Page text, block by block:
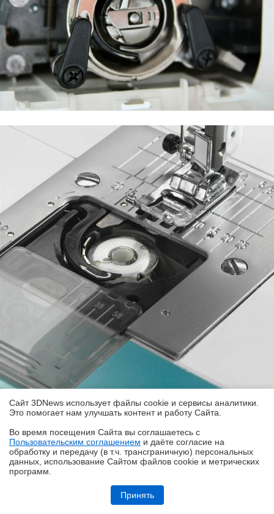
Обзор системы жидкостного охлаждения MSI MEG CoreLiquid E15
360: экран-водопад теперь и на СЖО
4.Петля может быть автоматической и
полуавтоматической. «Полный» автомат позволяет
выполнять до 7 разных видов петель, в одну
операцию выметать петлю точно под размер
пуговицы, запомнить размер и повторить петлю
идентичного размера нужное вам число раз.
Сайт 3DNews использует файлы cookie и сервисы аналитики.
Это помогает нам улучшать контент и работу Cайта.
Во время посещения Cайта вы соглашаетесь с
Пользовательским соглашением и даёте согласие на
обработку и передачу (в т.ч. трансграничную) персональных
данных, использование Cайтом файлов cookie и метрических
программ.
Принять